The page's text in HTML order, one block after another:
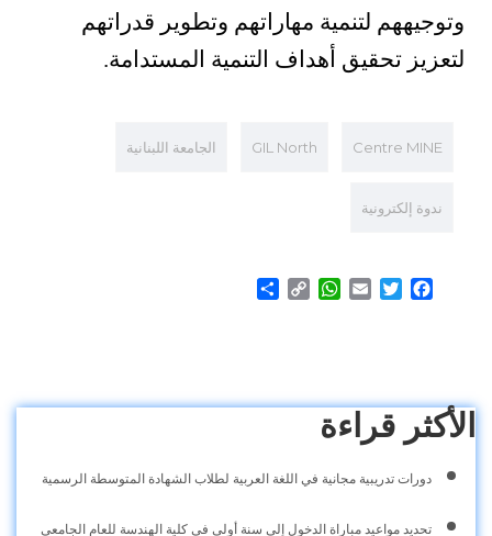
وتوجيههم لتنمية مهاراتهم وتطوير قدراتهم
لتعزيز تحقيق أهداف التنمية المستدامة.
Centre MINE
GIL North الجامعة اللبنانية
ندوة إلكترونية
Facebook
Twitter
Email
WhatsApp
Copy
الأكثر قراءة
دورات تدريبية مجانية في اللغة العربية لطلاب الشهادة المتوسطة الرسمية
تحديد مواعيد مباراة الدخول إلى سنة أولى في كلية الهندسة للعام الجامعي